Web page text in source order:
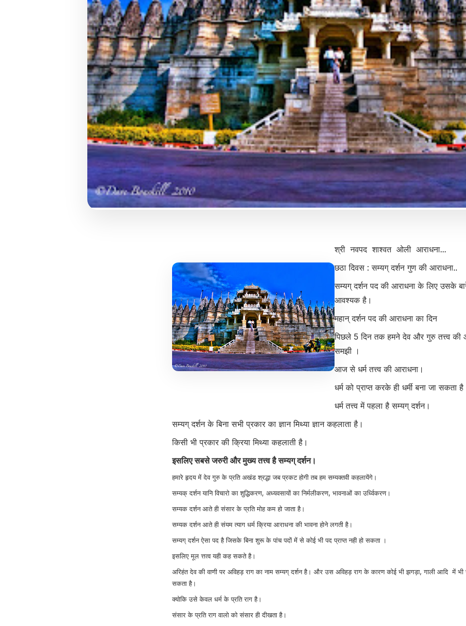
श्री नवपद शाश्वत ओली आराधना...
छठा दिवस : सम्यग् दर्शन गुण की आराधना..
सम्यग् दर्शन पद की आराधना के लिए उसके
आवश्यक है।
महान् दर्शन पद की आराधना का दिन
पिछले 5 दिन तक हमने देव और गुरु तत्त्व की
समझी ।
आज से धर्म तत्त्व की आराधना।
धर्म को प्राप्त करके ही धर्मी बना जा सकता
धर्म तत्त्व में पहला है सम्यग् दर्शन।
सम्यग् दर्शन के बिना सभी प्रकार का ज्ञान मिथ्या ज्ञान कहलाता है।
किसी भी प्रकार की क्रिया मिथ्या कहलाती है।
इसलिए सबसे जरुरी और मुख्य तत्त्व है सम्यग् दर्शन।
हमारे हृदय में देव गुरु के प्रति अखंड श्रद्धा जब प्रकट होगी तब हम सम्यक्तवी कहलायेंगे।
सम्यक् दर्शन यानि विचारो का शुद्धिकरण, अध्यवसायों का निर्मलीकरण, भावनाओं का उर्ध्विकरण।
सम्यक दर्शन आते ही संसार के प्रति मोह कम हो जाता है।
सम्यक दर्शन आते ही संयम त्याग धर्म क्रिया आराधना की भावना होने लगती है।
सम्यग् दर्शन ऐसा पद है जिसके बिना शुरू के पांच पदों में से कोई भी पद प्राप्त नही हो सकता ।
इसलिए मूल त्तत्व यही कह सकते है।
अरिहंत देव की वाणी पर अविहड़ राग का नाम सम्यग् दर्शन है। और उस अविहड़ राग के कारण कोई भी झगड़ा, गाली आदि में भी
सकता है।
क्योकि उसे केवल धर्म के प्रति राग है।
संसार के प्रति राग वालो को संसार ही दीखता है।